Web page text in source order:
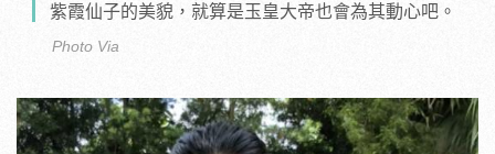
紫霞仙子的美貌，就算是玉皇大帝也會為其動心吧。
Photo Via